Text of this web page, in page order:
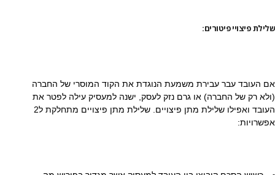
שלילת פיצויי פיטורים:
אם העובד עבר עבירת משמעת הנוגדת את הקוד המוסרי של החברה
(ולא רק של החברה) או גרם נזק לעסק, ישנה למעסיק עילה לפטר את
העובד ואפילו שלילת מתן פיצויים. שלילת מתן פיצויים מתחלקת ל2
אפשרויות: